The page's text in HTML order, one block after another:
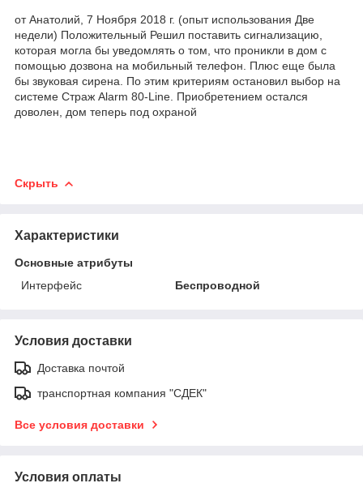
от Анатолий, 7 Ноября 2018 г. (опыт использования Две
недели) Положительный Решил поставить сигнализацию,
которая могла бы уведомлять о том, что проникли в дом с
помощью дозвона на мобильный телефон. Плюс еще была
бы звуковая сирена. По этим критериям остановил выбор на
системе Страж Alarm 80-Line. Приобретением остался
доволен, дом теперь под охраной
Скрыть
Характеристики
Основные атрибуты
Интерфейс
Беспроводной
Условия доставки
Доставка почтой
транспортная компания "СДЕК"
Все условия доставки
Условия оплаты